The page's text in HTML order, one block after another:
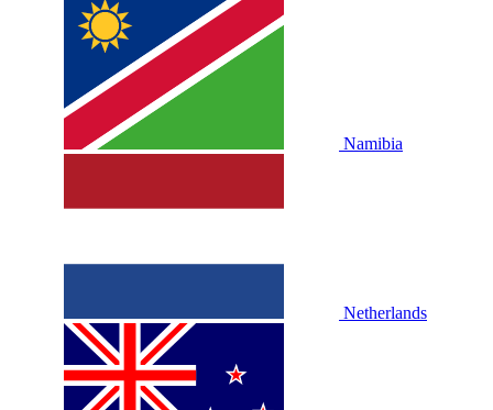
Namibia
Netherlands